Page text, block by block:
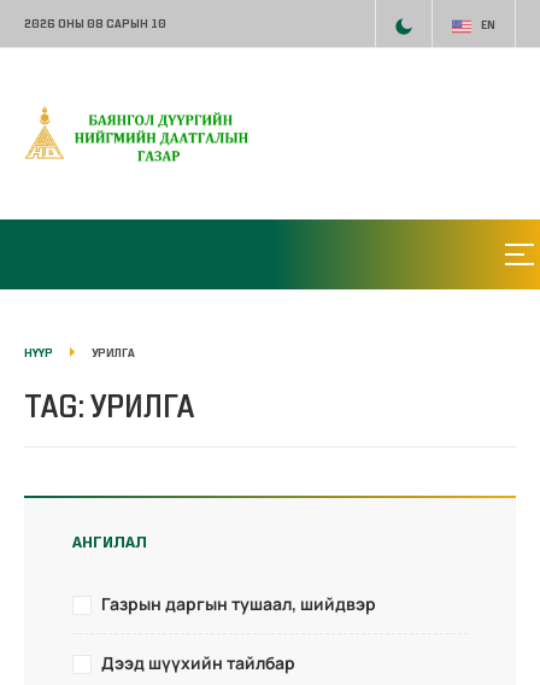
2026 ОНЫ 08 САРЫН 10 EN
НҮҮР УРИЛГА
TAG: УРИЛГА
АНГИЛАЛ
Газрын даргын тушаал, шийдвэр
Дээд шүүхийн тайлбар